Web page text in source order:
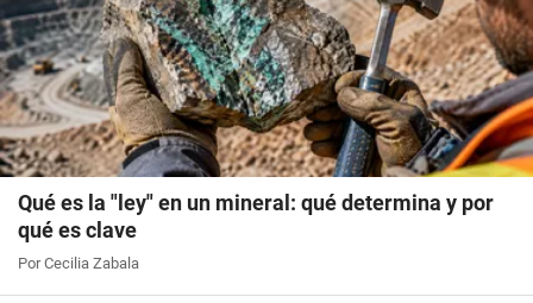
Qué es la "ley" en un mineral: qué determina y por
qué es clave
Por Cecilia Zabala